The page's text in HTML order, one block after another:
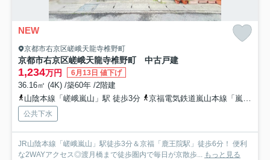
NEW
京都市右京区嵯峨天龍寺椎野町
京都市右京区嵯峨天龍寺椎野町 中古戸建
1,234万円 6月13日 値下げ
36.16㎡ (4K) /築60年 /2階建
山陰本線「嵯峨嵐山」駅 徒歩3分
京福電気鉄道嵐山本線「嵐電嵯峨」駅 徒歩7分
公共下水
JR山陰本線「嵯峨嵐山」駅徒歩3分＆京福「鹿王院駅」徒歩6分！ 便利
な2WAYアクセス◎渡月橋まで徒歩圏内で毎日が京散歩... もっと見る